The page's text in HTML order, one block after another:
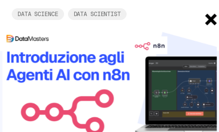
DATA SCIENCE DATA SCIENTIST
ARTICOLI CORRELATI
14
GEN